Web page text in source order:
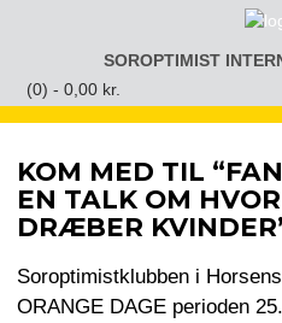
SOROPTIMIST
(0) - 0,00 kr.
KOM MED TIL
EN TALK OM
DRÆBER
Soroptimistklubben i
ORANGE DAGE perioden